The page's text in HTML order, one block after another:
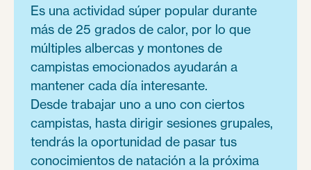
Es una actividad súper popular durante
más de 25 grados de calor, por lo que
múltiples albercas y montones de
campistas emocionados ayudarán a
mantener cada día interesante.
Desde trabajar uno a uno con ciertos
campistas, hasta dirigir sesiones grupales,
tendrás la oportunidad de pasar tus
conocimientos de natación a la próxima